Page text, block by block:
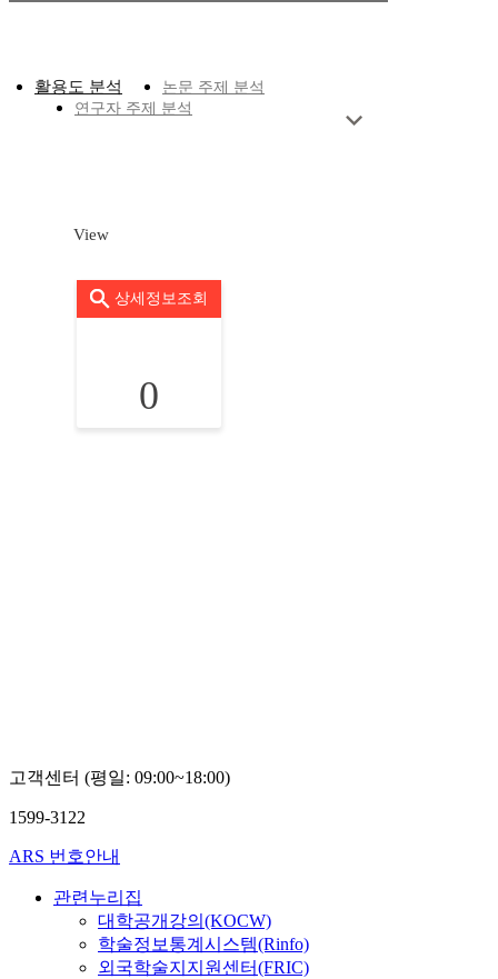
활용도 분석
논문 주제 분석
연구자 주제 분석
View
상세정보조회
0
고객센터 (평일: 09:00~18:00)
1599-3122
ARS 번호안내
관련누리집
대학공개강의(KOCW)
학술정보통계시스템(Rinfo)
외국학술지지원센터(FRIC)